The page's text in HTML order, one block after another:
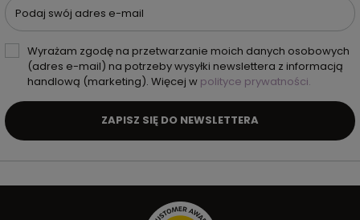
Podaj swój adres e-mail
Wyrażam zgodę na przetwarzanie moich danych osobowych
(adres e-mail) na potrzeby wysyłki newslettera z informacją
handlową (marketing). Więcej w polityce prywatności.
ZAPISZ SIĘ DO NEWSLETTERA